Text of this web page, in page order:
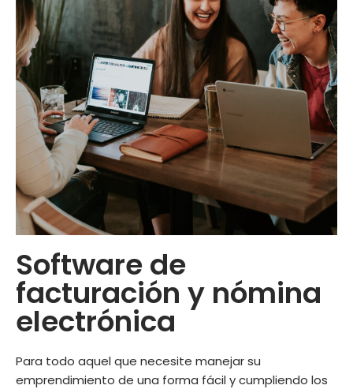
Software de
facturación y nómina
electrónica​
Para todo aquel que necesite manejar su
emprendimiento de una forma fácil y cumpliendo los